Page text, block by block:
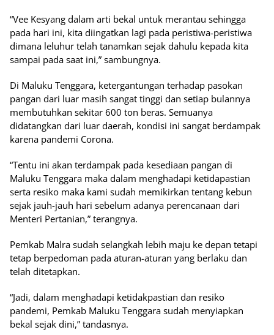
“Vee Kesyang dalam arti bekal untuk merantau sehingga
pada hari ini, kita diingatkan lagi pada peristiwa-peristiwa
dimana leluhur telah tanamkan sejak dahulu kepada kita
sampai pada saat ini,” sambungnya.
Di Maluku Tenggara, ketergantungan terhadap pasokan
pangan dari luar masih sangat tinggi dan setiap bulannya
membutuhkan sekitar 600 ton beras. Semuanya
didatangkan dari luar daerah, kondisi ini sangat berdampak
karena pandemi Corona.
“Tentu ini akan terdampak pada kesediaan pangan di
Maluku Tenggara maka dalam menghadapi ketidapastian
serta resiko maka kami sudah memikirkan tentang kebun
sejak jauh-jauh hari sebelum adanya perencanaan dari
Menteri Pertanian,” terangnya.
Pemkab Malra sudah selangkah lebih maju ke depan tetapi
tetap berpedoman pada aturan-aturan yang berlaku dan
telah ditetapkan.
“Jadi, dalam menghadapi ketidakpastian dan resiko
pandemi, Pemkab Maluku Tenggara sudah menyiapkan
bekal sejak dini,” tandasnya.